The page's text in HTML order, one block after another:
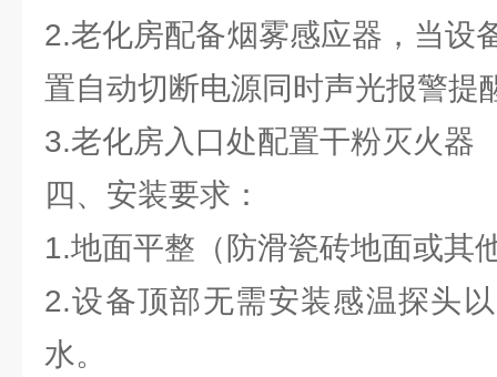
2.老化房配备烟雾感应器，当设
置自动切断电源同时声光报警提
3.老化房入口处配置干粉灭火器
四、安装要求：
1.地面平整（防滑瓷砖地面或其
2.设备顶部无需安装感温探头
水。